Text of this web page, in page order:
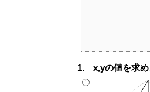
x,yの値を求め